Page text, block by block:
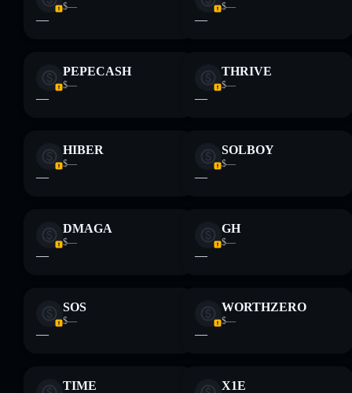
$—
—
$—
—
PEPECASH
$—
—
THRIVE
$—
—
HIBER
$—
—
SOLBOY
$—
—
DMAGA
$—
—
GH
$—
—
SOS
$—
—
WORTHZERO
$—
—
TIME X1E